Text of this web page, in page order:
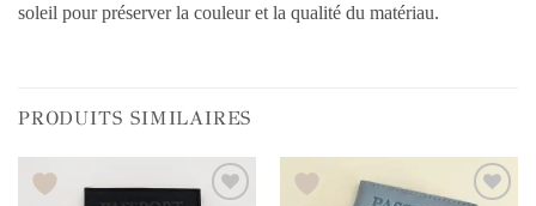
soleil pour préserver la couleur et la qualité du matériau.
PRODUITS SIMILAIRES